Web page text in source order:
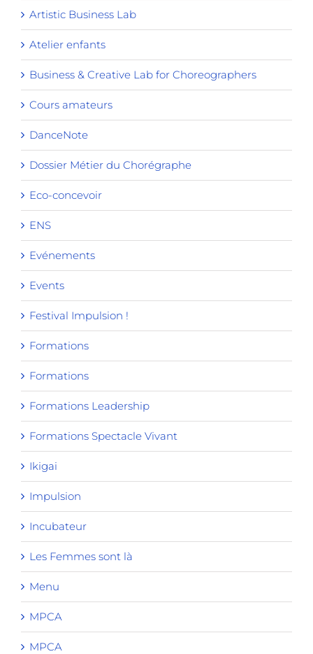
Artistic Business Lab
Atelier enfants
Business & Creative Lab for Choreographers
Cours amateurs
DanceNote
Dossier Métier du Chorégraphe
Eco-concevoir
ENS
Evénements
Events
Festival Impulsion !
Formations
Formations
Formations Leadership
Formations Spectacle Vivant
Ikigai
Impulsion
Incubateur
Les Femmes sont là
Menu
MPCA
MPCA